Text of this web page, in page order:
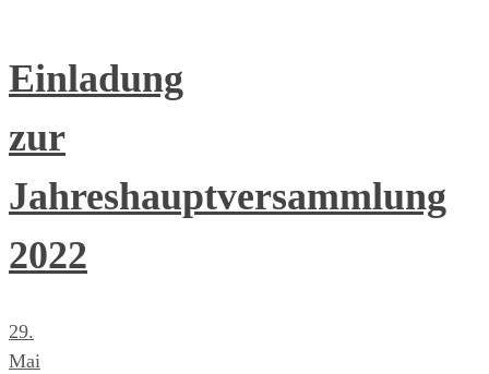
Einladung
zur
Jahreshauptversammlung
2022
29.
Mai